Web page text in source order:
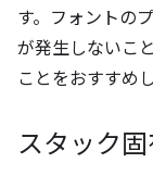
す。フォントの
が発生しないこ
ことをおすすめし
スタック